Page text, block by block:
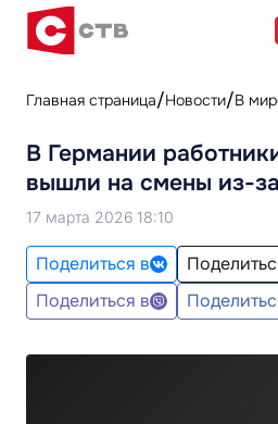
Главная страница Новости В
В Германии
вышли на смены из-
17 марта 2026 18:10
Поделиться в
Поделиться в